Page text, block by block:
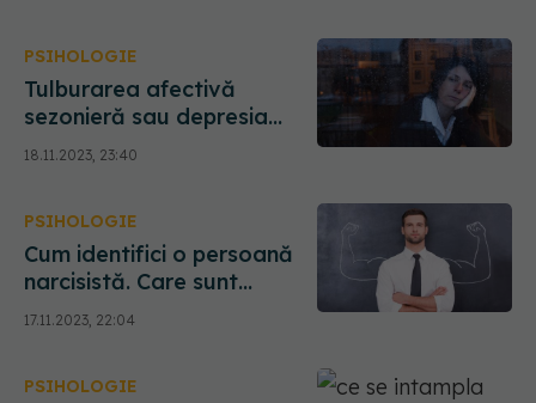
PSIHOLOGIE
Tulburarea afectivă
sezonieră sau depresia
legată de schimbările de
anotimp. Cum îi faci față și
un psiholog
18.11.2023, 23:40
PSIHOLOGIE
Cum identifici o persoană
narcisistă. Care sunt
simptomele ce stau la
baza tulburării narcisiste
17.11.2023, 22:04
PSIHOLOGIE